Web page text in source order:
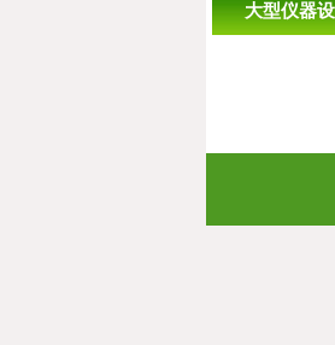
大型仪器